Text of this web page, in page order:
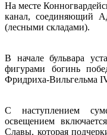
На месте
канал, соединяющий
(лесными складами).
В начале бульвара
фигурами богинь
Фридриха-Вильгельма
С наступлением
освещением
Славы, которая